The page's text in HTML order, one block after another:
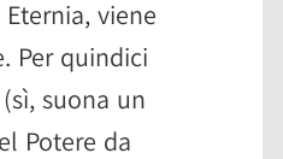
viene
Per quindici
suona un
Potere da